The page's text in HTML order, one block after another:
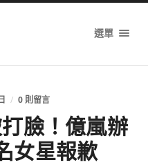
選單
/ 0 則留言
臉！億嵐辦
女星報歉